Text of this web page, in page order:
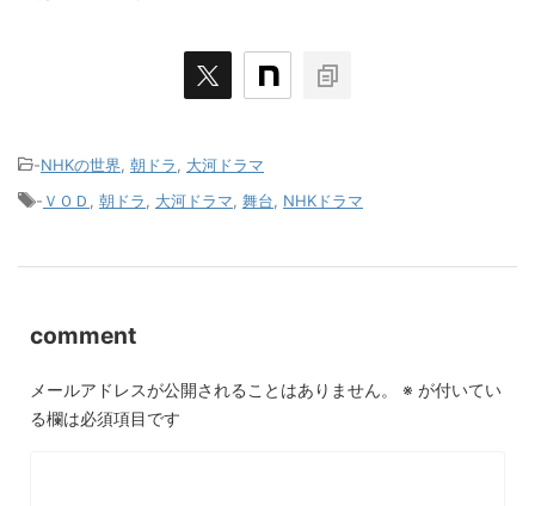
-NHKの世界 朝ドラ
大河ドラマ
- ＶＯＤ 朝ドラ 大河ドラマ 舞台 NHKドラマ
comment
メールアドレスが公開されることはありません。 ※ が付いてい
る欄は必須項目です